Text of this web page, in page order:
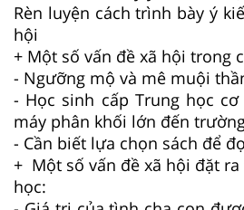
Rèn luyện cách trình bày ý
hội
+ Một số vấn đề xã hội trong
- Ngưỡng mộ và mê muội
- Học sinh cấp Trung học
máy phân khối lớn đến
- Cần biết lựa chọn sách để
+ Một số vấn đề xã hội đặt
học: